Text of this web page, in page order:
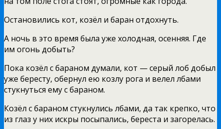
Остановились кот, козёл и баран отдохнуть.
А ночь в это время была уже холодная, осенняя. Где
им огонь добыть?
Пока козёл с бараном думали, кот — серый лоб добыл
уже бересту, обернул ею козлу рога и велел лбами
стукнуться ему с бараном.
Козёл с бараном стукнулись лбами, да так крепко, что
из глаз у них искры посыпались, береста и загорелась.